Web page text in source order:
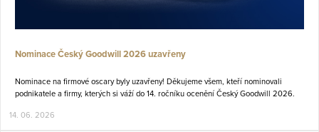
Nominace Český Goodwill 2026 uzavřeny
Nominace na firmové oscary byly uzavřeny! Děkujeme všem, kteří nominovali
podnikatele a firmy, kterých si váží do 14. ročníku ocenění Český Goodwill 2026.
14. 06. 2026